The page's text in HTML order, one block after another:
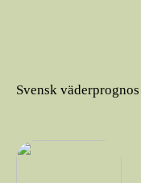
Svensk